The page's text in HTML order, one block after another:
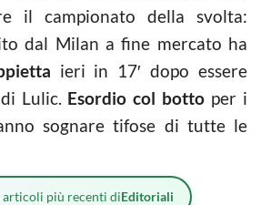
il campionato della svolta:
dal Milan a fine mercato ha
ieri in 17′ dopo essere
Lulic. Esordio col botto per i
sognare tifose di tutte le
articoli più recenti diEditoriali